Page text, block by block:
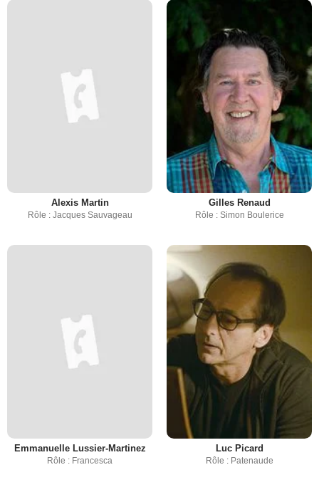
Alexis Martin
Rôle : Jacques Sauvageau
Gilles Renaud
Rôle : Simon Boulerice
Emmanuelle Lussier-Martinez
Rôle : Francesca
Luc Picard
Rôle : Patenaude